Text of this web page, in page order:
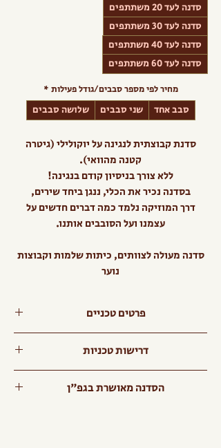
סדנה לעד 20 משתתפים
סדנה לעד 30 משתתפים
סדנה לעד 40 משתתפים
סדנה לעד 60 משתתפים
מחיר לפי מספר סבבים/גודל פעילות *
סבב אחד שני סבבים שלושה סבבים
סדנת קבוצתית לנגינה על יוקולילי (גיטרה
קטנה מהוואי).
ללא צורך בניסיון קודם בנגינה!
בסדנה נכיר את הכלי, ננגן ביחד שירים,
דרך המוזיקה נלמד כמה דברים חדשים על
עצמנו ועל הסובבים אותנו.
סדנה מעולה לצוותים, כיתות שלמות וקבוצות
נוער
פרטים טכניים
גילאים: כיתות ז' ומעלה
משתתפים: 20 , *קיימת אופצייה גם
לקבוצות של עד 60
דרישות טכניות
מרחב סגור בהתאמה למספר המשתתפים
הסדנה מאושרת בגפ"ן